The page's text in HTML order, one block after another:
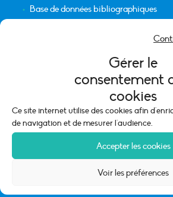
Gérer le
consentement
cookies
Ce site internet utilise des cookies afin
de navigation et de mesurer l'audience.
Accepter les cookies
Voir les préférences
Base de données bibliographiques
Mentions légales
Politique de cookies (UE)